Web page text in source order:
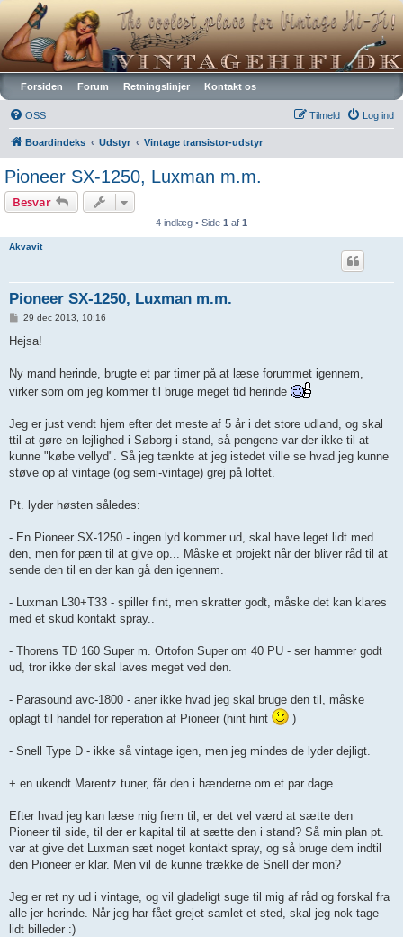
Vintagehifi.dk
Forsiden Forum Retningslinjer Kontakt os
OSS Log ind
Tilmeld
Boardindeks Udstyr Vintage transistor-udstyr
Pioneer SX-1250, Luxman m.m.
Besvar
4 indlæg • Side 1 af 1
Akvavit
Pioneer SX-1250, Luxman m.m.
d
g
29 dec 2013, 10:16
Hejsa!
Ny mand herinde, brugte et par timer på at læse forummet igennem,
virker som om jeg kommer til bruge meget tid herinde
Jeg er just vendt hjem efter det meste af 5 år i det store udland, og skal
ttil at gøre en lejlighed i Søborg i stand, så pengene var der ikke til at
kunne "købe vellyd". Så jeg tænkte at jeg istedet ville se hvad jeg kunne
støve op af vintage (og semi-vintage) grej på loftet.
Pt. lyder høsten således:
- En Pioneer SX-1250 - ingen lyd kommer ud, skal have leget lidt med
den, men for pæn til at give op... Måske et projekt når der bliver råd til at
sende den til en der kan gå den igennem.
- Luxman L30+T33 - spiller fint, men skratter godt, måske det kan klares
med et skud kontakt spray..
- Thorens TD 160 Super m. Ortofon Super om 40 PU - ser hammer godt
ud, tror ikke der skal laves meget ved den.
- Parasound avc-1800 - aner ikke hvad jeg skal bruge den til, måske
oplagt til handel for reperation af Pioneer (hint hint
)
- Snell Type D - ikke så vintage igen, men jeg mindes de lyder dejligt.
+ en ukendt Marentz tuner, får den i hænderne om et par dage.
Efter hvad jeg kan læse mig frem til, er det vel værd at sætte den
Pioneer til side, til der er kapital til at sætte den i stand? Så min plan pt.
var at give det Luxman sæt noget kontakt spray, og så bruge dem indtil
den Pioneer er klar. Men vil de kunne trække de Snell der mon?
Jeg er ret ny ud i vintage, og vil gladeligt suge til mig af råd og forskal fra
alle jer herinde. Når jeg har fået grejet samlet et sted, skal jeg nok tage
lidt billeder :)